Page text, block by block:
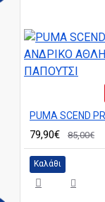
79,90€ 85,00€
Καλάθι